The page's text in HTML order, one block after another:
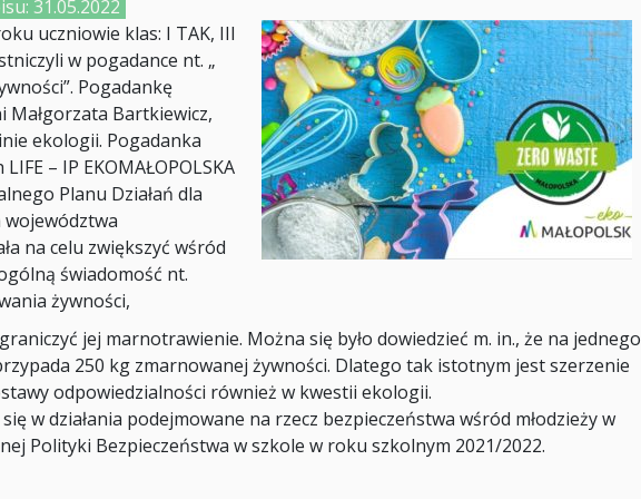
31.05.2022
uczniowie klas: I TAK, III
w pogadance nt. „
Pogadankę
Małgorzata Bartkiewicz,
ekologii. Pogadanka
– IP EKOMAŁOPOLSKA
Planu Działań dla
województwa
na celu zwiększyć wśród
świadomość nt.
żywności,
jej marnotrawienie. Można się było dowiedzieć m. in., że na jednego
250 kg zmarnowanej żywności. Dlatego tak istotnym jest szerzenie
odpowiedzialności również w kwestii ekologii.
w działania podejmowane na rzecz bezpieczeństwa wśród młodzieży w
Polityki Bezpieczeństwa w szkole w roku szkolnym 2021/2022.